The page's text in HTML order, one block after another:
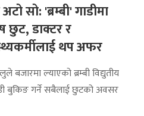
सो: 'ब्रम्बी' गाडीमा
छुट, डाक्टर र
थप अफर
बजारमा ल्याएको ब्रम्बी विद्युतीय
बुकिङ गर्ने सबैलाई छुटको अवसर